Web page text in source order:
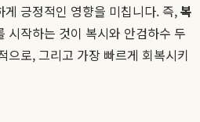
긍정적인 영향을 미칩니다. 즉,복
시작하는 것이 복시와 안검하수 두
으로, 그리고 가장 빠르게 회복시키